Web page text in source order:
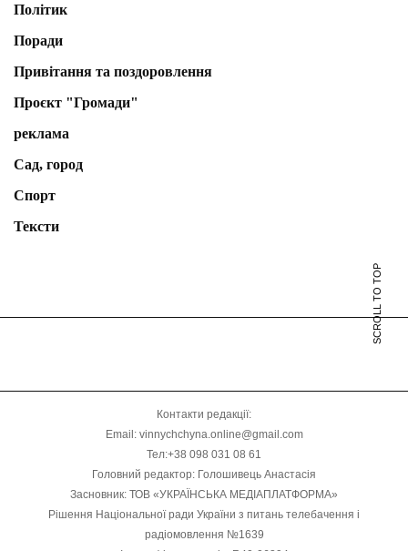
Політик
Поради
Привітання та поздоровлення
Проєкт "Громади"
реклама
Сад, город
Спорт
Тексти
SCROLL TO TOP
Контакти редакції:
Email: vinnychchyna.online@gmail.com
Тел:+38 098 031 08 61
Головний редактор: Голошивець Анастасія
Засновник: ТОВ «УКРАЇНСЬКА МЕДІАПЛАТФОРМА»
Рішення Національної ради України з питань телебачення і
радіомовлення №1639